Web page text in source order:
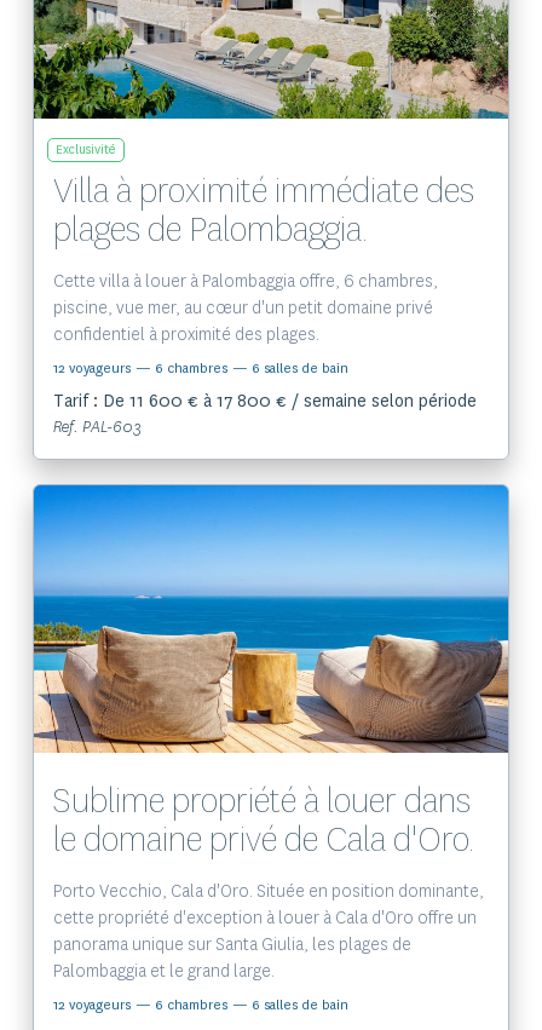
Exclusivité
Villa à proximité immédiate des
plages de Palombaggia.
Cette villa à louer à Palombaggia offre, 6 chambres,
piscine, vue mer, au cœur d'un petit domaine privé
confidentiel à proximité des plages.
12 voyageurs — 6 chambres — 6 salles de bain
Tarif : De 11 600 € à 17 800 € / semaine selon période
Ref. PAL-603
Sublime propriété à louer dans
le domaine privé de Cala d'Oro.
Porto Vecchio, Cala d'Oro. Située en position dominante,
cette propriété d'exception à louer à Cala d'Oro offre un
panorama unique sur Santa Giulia, les plages de
Palombaggia et le grand large.
12 voyageurs — 6 chambres — 6 salles de bain